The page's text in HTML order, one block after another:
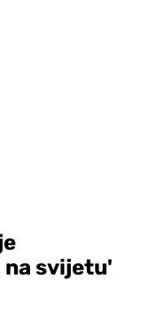
svijetu'